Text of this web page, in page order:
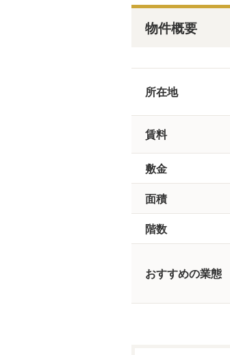
物件概要
所在地
賃料
敷金
面積
階数
おすすめの業態